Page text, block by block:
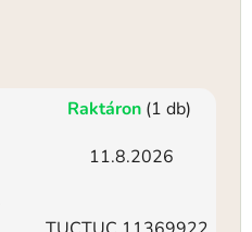
Raktáron (1 db)
11.8.2026